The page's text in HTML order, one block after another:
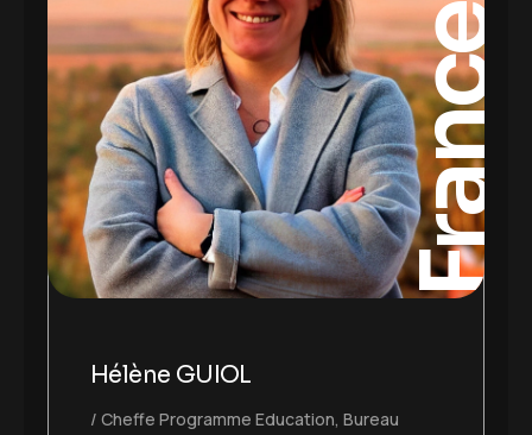
France
Hélène GUIOL
Cheffe Programme Education, Bureau